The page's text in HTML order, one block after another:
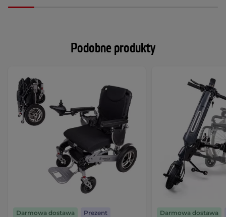
Podobne produkty
Darmowa dostawa
Prezent
Darmowa dostawa